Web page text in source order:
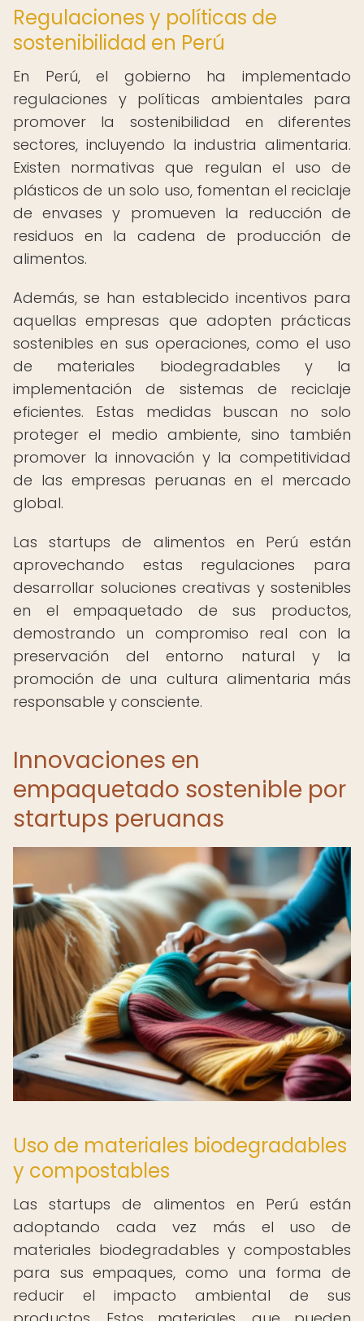
Regulaciones y políticas de
sostenibilidad en Perú
En Perú, el gobierno ha implementado
regulaciones y políticas ambientales para
promover la sostenibilidad en diferentes
sectores, incluyendo la industria alimentaria.
Existen normativas que regulan el uso de
plásticos de un solo uso, fomentan el reciclaje
de envases y promueven la reducción de
residuos en la cadena de producción de
alimentos.
Además, se han establecido incentivos para
aquellas empresas que adopten prácticas
sostenibles en sus operaciones, como el uso
de materiales biodegradables y la
implementación de sistemas de reciclaje
eficientes. Estas medidas buscan no solo
proteger el medio ambiente, sino también
promover la innovación y la competitividad
de las empresas peruanas en el mercado
global.
Las startups de alimentos en Perú están
aprovechando estas regulaciones para
desarrollar soluciones creativas y sostenibles
en el empaquetado de sus productos,
demostrando un compromiso real con la
preservación del entorno natural y la
promoción de una cultura alimentaria más
responsable y consciente.
Innovaciones en
empaquetado sostenible por
startups peruanas
Uso de materiales biodegradables
y compostables
Las startups de alimentos en Perú están
adoptando cada vez más el uso de
materiales biodegradables y compostables
para sus empaques, como una forma de
reducir el impacto ambiental de sus